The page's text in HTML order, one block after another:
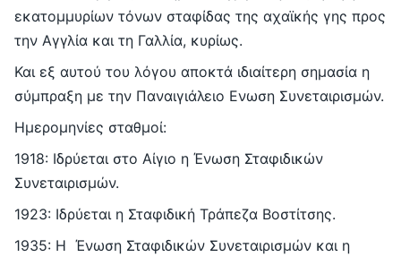
εκατομμυρίων τόνων σταφίδας της αχαϊκής γης προς
την Αγγλία και τη Γαλλία, κυρίως.
Και εξ αυτού του λόγου αποκτά ιδιαίτερη σημασία η
σύμπραξη με την Παναιγιάλειο Ενωση Συνεταιρισμών.
Ημερομηνίες σταθμοί:
1918: Ιδρύεται στο Αίγιο η Ένωση Σταφιδικών
Συνεταιρισμών.
1923: Ιδρύεται η Σταφιδική Τράπεζα Βοστίτσης.
1935: Η Ένωση Σταφιδικών Συνεταιρισμών και η